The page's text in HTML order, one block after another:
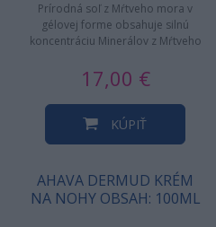
Prírodná soľ z Mŕtveho mora v
gélovej forme obsahuje silnú
koncentráciu Minerálov z Mŕtveho
17,00 €
KÚPIŤ
AHAVA DERMUD KRÉM
NA NOHY OBSAH: 100ML